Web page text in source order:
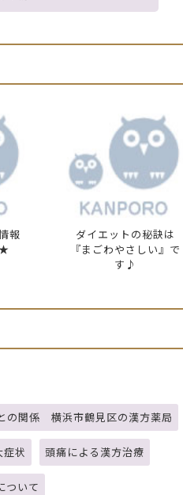
報
ダイエットの秘訣は
『まごわやさしい』で
す♪
の関係 横浜市鶴見区の漢方薬局
状 頭痛による漢方治療
ついて